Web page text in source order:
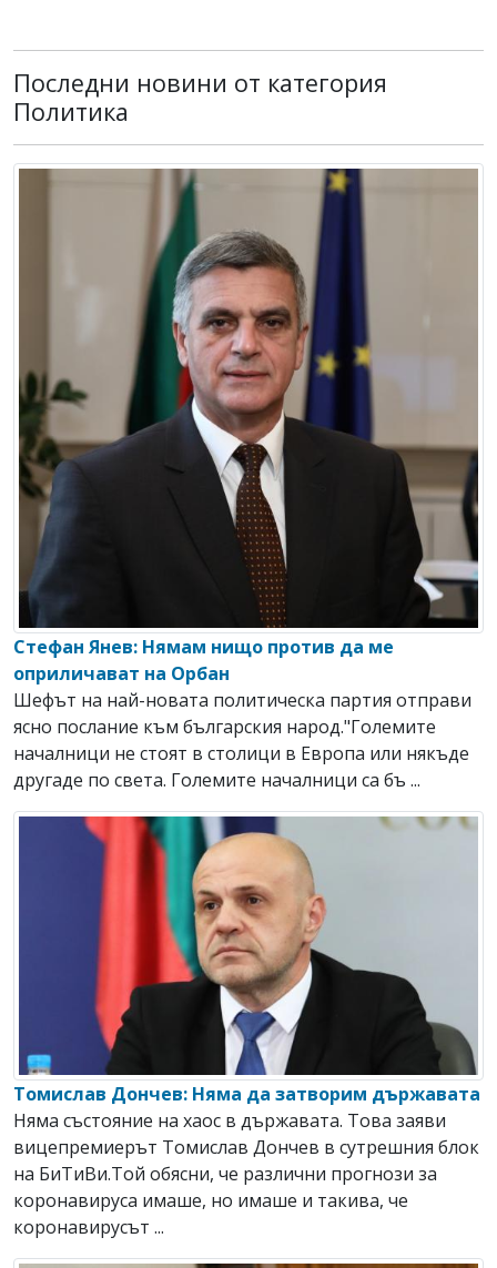
Последни новини от категория
Политика
Стефан Янев: Нямам нищо против да ме
оприличават на Орбан
Шефът на най-новата политическа партия отправи
ясно послание към българския народ."Големите
началници не стоят в столици в Европа или някъде
другаде по света. Големите началници са бъ ...
Томислав Дончев: Няма да затворим държавата
Няма състояние на хаос в държавата. Toва заяви
вицепремиерът Томислав Дончев в сутрешния блок
на БиТиВи.Той обясни, че различни прогнози за
коронавируса имаше, но имаше и такива, че
коронавирусът ...